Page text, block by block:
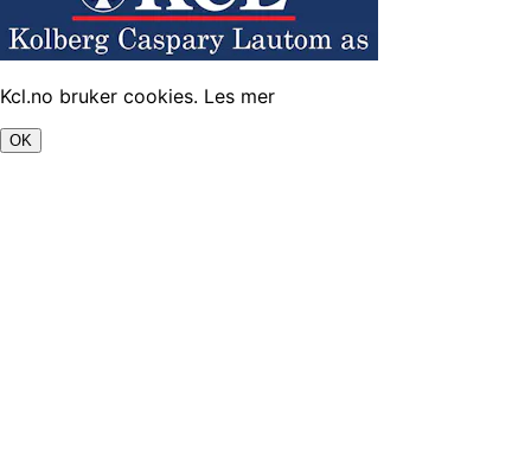
Kcl.no bruker cookies. Les mer
OK